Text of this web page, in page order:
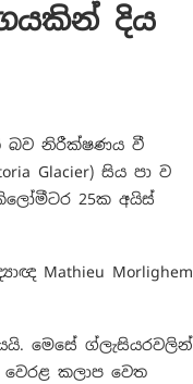
දිය
බව නිරීක්ෂණය වී
Glacier) සිය පා ව
25ක අයිස්
Mathieu Morlighem
මෙසේ ග්ලැසියරවලින්
කලාප වෙත